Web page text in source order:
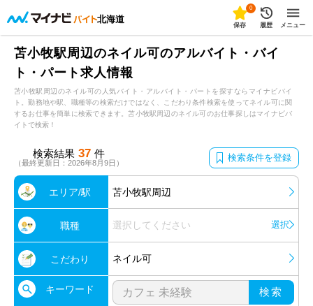
北海道
0
保存 履歴 メニュー
苫小牧駅周辺のネイル可のアルバイト・バイ
ト・パート求人情報
苫小牧駅周辺のネイル可の人気バイト・アルバイト・パートを探すならマイナビバイ
ト。勤務地や駅、職種等の検索だけではなく、こだわり条件検索を使ってネイル可に関
するお仕事を簡単に検索できます。苫小牧駅周辺のネイル可のお仕事探しはマイナビバ
イトで検索！
検索結果 37 件
（最終更新日：2026年8月9日） 検索条件を登録
エリア/駅 苫小牧駅周辺
職種 選択してください 選択
こだわり ネイル可
キーワード 検索